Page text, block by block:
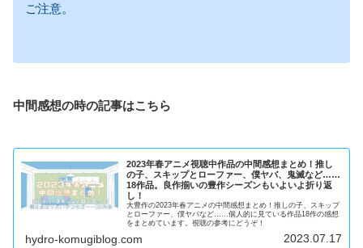
ご注意。
中間感想の時の記事はこちら
2023年春アニメ視聴中作品の中間感想まとめ！推し
の子、スキップとローファー、僕ヤバ、鬼滅など……
18作品。良作揃いの豊作シーズンもいよいよ折り返
し！
大豊作の2023年春アニメの中間感想まとめ！推しの子、スキップ
とローファー、僕ヤバなど……個人的に見ている作品18作の感想
をまとめています。視聴の参考にどうぞ！
hydro-komugiblog.com 2023.07.17